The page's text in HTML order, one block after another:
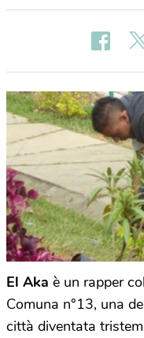
El Aka è un rapper
Comuna n°13, una
città diventata